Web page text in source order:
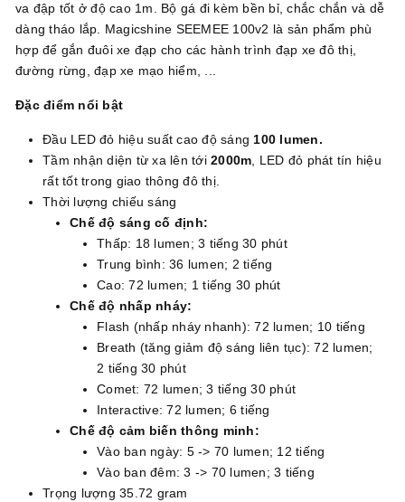
va đập tốt ở độ cao 1m. Bộ gá đi kèm bền bỉ, chắc chắn và dễ
dàng tháo lắp. Magicshine SEEMEE 100v2 là sản phẩm phù
hợp để gắn đuôi xe đạp cho các hành trình đạp xe đô thị,
đường rừng, đạp xe mạo hiểm, ...
Đặc điểm nổi bật
Đầu LED đỏ hiệu suất cao độ sáng100 lumen.
Tầm nhận diện từ xa lên tới 2000m, LED đỏ phát tín hiệu
rất tốt trong giao thông đô thị.
Thời lượng chiếu sáng
Chế độ sáng cố định:
Thấp: 18 lumen; 3 tiếng 30 phút
Trung bình: 36 lumen; 2 tiếng
Cao: 72 lumen; 1 tiếng 30 phút
Chế độ nhấp nháy:
Flash (nhấp nháy nhanh): 72 lumen; 10 tiếng
Breath (tăng giảm độ sáng liên tục): 72 lumen;
2 tiếng 30 phút
Comet: 72 lumen; 3 tiếng 30 phút
Interactive: 72 lumen; 6 tiếng
Chế độ cảm biến thông minh:
Vào ban ngày: 5 -> 70 lumen; 12 tiếng
Vào ban đêm: 3 -> 70 lumen; 3 tiếng
Trọng lượng 35.72 gram